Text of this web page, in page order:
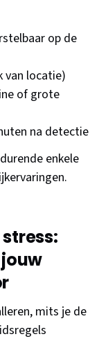
op de
van locatie)
of grote
na detectie
enkele
mits je de